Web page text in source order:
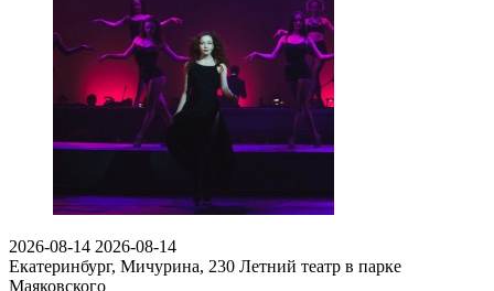
2026-08-14 2026-08-14
Екатеринбург, Мичурина, 230 Летний театр в парке
Маяковского